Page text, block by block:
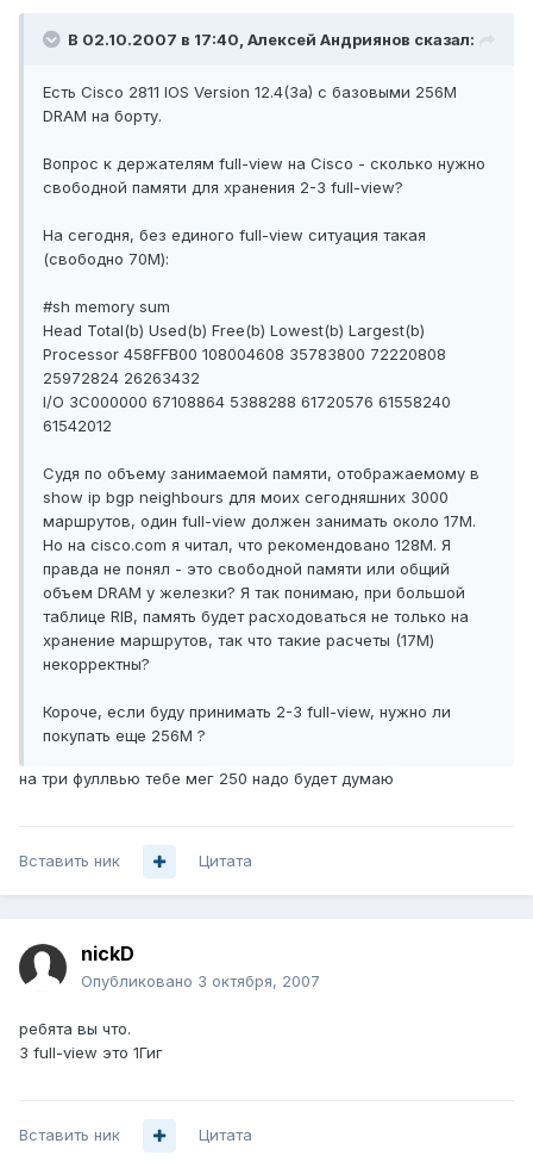
В 02.10.2007 в 17:40, Алексей Андриянов сказал:
Есть Cisco 2811 IOS Version 12.4(3a) с базовыми 256M
DRAM на борту.
Вопрос к держателям full-view на Cisco - сколько нужно
свободной памяти для хранения 2-3 full-view?
На сегодня, без единого full-view ситуация такая
(свободно 70М):
#sh memory sum
Head Total(b) Used(b) Free(b) Lowest(b) Largest(b)
Processor 458FFB00 108004608 35783800 72220808
25972824 26263432
I/O 3C000000 67108864 5388288 61720576 61558240
61542012
Судя по объему занимаемой памяти, отображаемому в
show ip bgp neighbours для моих сегодняшних 3000
маршрутов, один full-view должен занимать около 17М.
Но на cisco.com я читал, что рекомендовано 128M. Я
правда не понял - это свободной памяти или общий
объем DRAM у железки? Я так понимаю, при большой
таблице RIB, память будет расходоваться не только на
хранение маршрутов, так что такие расчеты (17М)
некорректны?
Короче, если буду принимать 2-3 full-view, нужно ли
покупать еще 256M ?
на три фуллвью тебе мег 250 надо будет думаю
Вставить ник Цитата
nickD
Опубликовано 3 октября, 2007
ребята вы что.
3 full-view это 1Гиг
Вставить ник Цитата